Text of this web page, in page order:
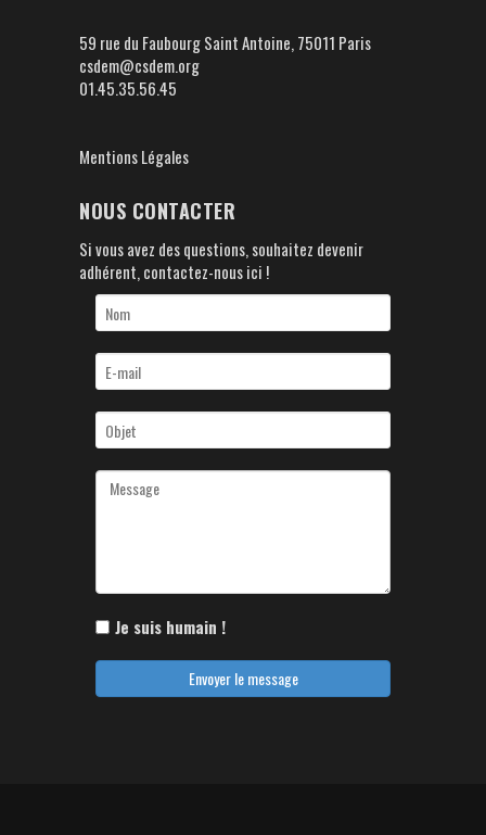
59 rue du Faubourg Saint Antoine, 75011 Paris
csdem@csdem.org
01.45.35.56.45
Mentions Légales
NOUS CONTACTER
Si vous avez des questions, souhaitez devenir
adhérent, contactez-nous ici !
Je suis humain !
Envoyer le message